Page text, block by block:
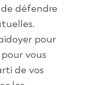
défendre
pour
vous
de vos